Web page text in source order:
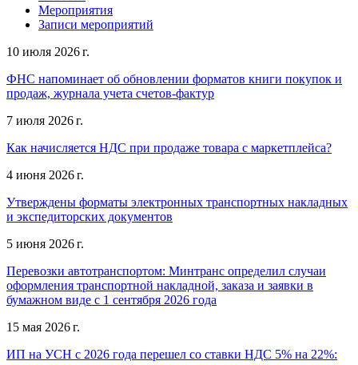
Мероприятия
Записи мероприятий
10 июля 2026 г.
ФНС напоминает об обновлении форматов книги покупок и
продаж, журнала учета счетов-фактур
7 июля 2026 г.
Как начисляется НДС при продаже товара с маркетплейса?
4 июня 2026 г.
Утверждены форматы электронных транспортных накладных
и экспедиторских документов
5 июня 2026 г.
Перевозки автотранспортом: Минтранс определил случаи
оформления транспортной накладной, заказа и заявки в
бумажном виде с 1 сентября 2026 года
15 мая 2026 г.
ИП на УСН с 2026 года перешел со ставки НДС 5% на 22%: